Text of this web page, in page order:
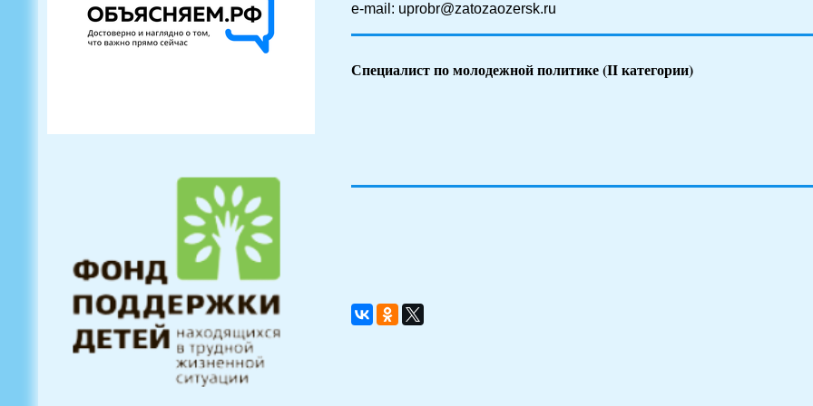
e-mail: uprobr@zatozaozersk.ru
Специалист по молодежной политике (II категории)